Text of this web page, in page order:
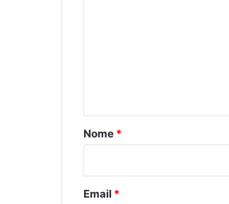
o
Nome *
Email *